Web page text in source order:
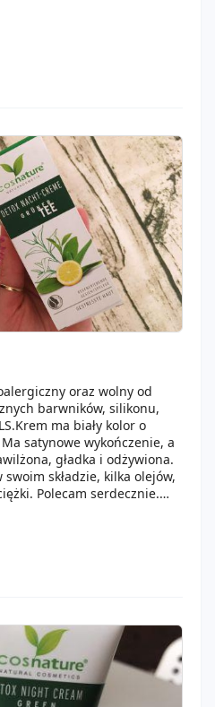
noc z zieloną herbatą,
do końca moja buzia się z
i Limonka, Le Petit
mnie one trochę
krokach,
zaciekawi. 👍
nie powinny znajdować
bezużyteczny produkt dla
aktywująca komórki
Body Balm Barnängen.
poręcznym opakowaniu,
😉
ona nie do końca
zawsze każdemu można
bo skończył mi się
czy warto zakupić
oraz wolny od
barwników, silikonu,
ma biały kolor o
satynowe wykończenie, a
gładka i odżywiona.
składzie, kilka olejów,
Polecam serdecznie.